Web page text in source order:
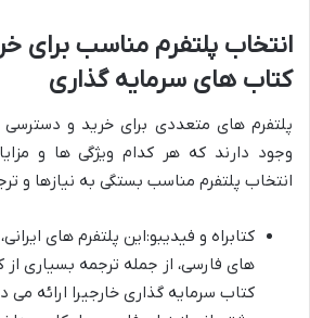
انتخاب پلتفرم مناسب برای
کتاب های سرمایه گذاری
پلتفرم های متعددی برای خرید و
وجود دارند که هر کدام ویژگی ها و
انتخاب پلتفرم مناسب بستگی به نیازها و
کتابراه و فیدیبو:این پلتفرم های
های فارسی، از جمله ترجمه بسیاری
کتاب سرمایه گذاری خارجیرا ارائه می